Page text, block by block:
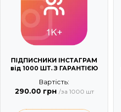
ПІДПИСНИКИ ІНСТАГРАМ
від 1000 ШТ. З ГАРАНТІЄЮ
Вартість:
290.00 грн /за 1000 шт